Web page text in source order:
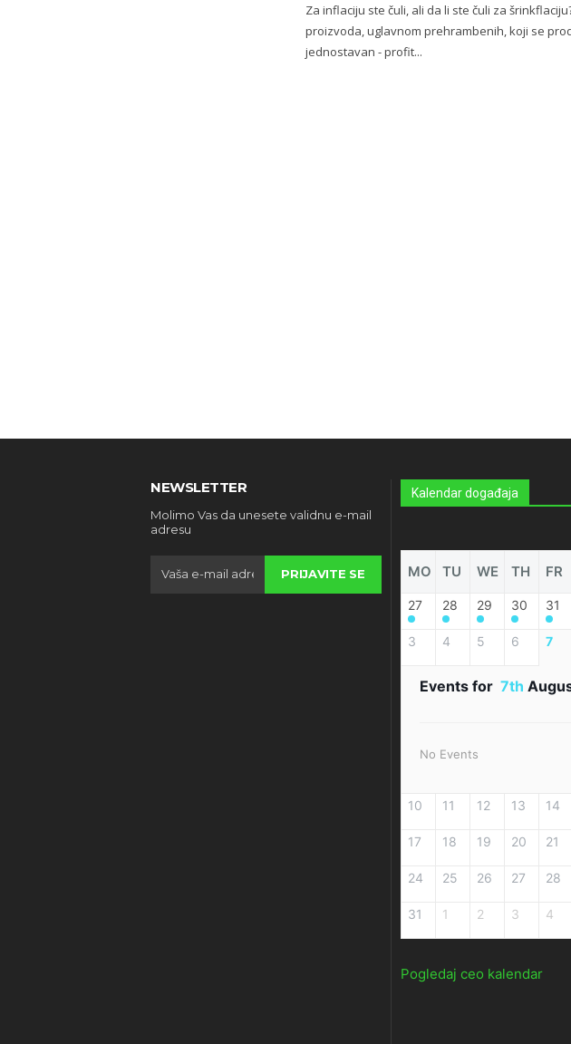
Za inflaciju ste čuli, ali da li ste čuli za
proizvoda, uglavnom prehrambenih, koji se
jednostavan - profit...
NEWSLETTER
Molimo Vas da unesete validnu e-mail
adresu
PRIJAVITE SE
Kalendar događaja
MO TU WE TH FR
27 28 29 30 31
3 4 5 6 7
Events for 7th
No Events
10 11 12 13 14
17 18 19 20 21
24 25 26 27 28
31 1 2 3 4
Pogledaj ceo kalendar